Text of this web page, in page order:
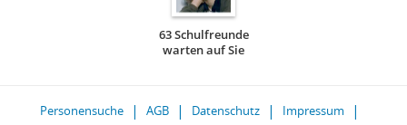
63 Schulfreunde
warten auf Sie
Personensuche AGB Datenschutz
Impressum